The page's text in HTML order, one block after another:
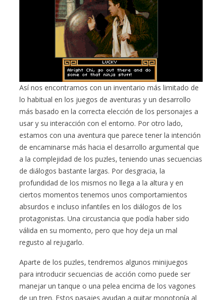
Así nos encontramos con un inventario más limitado de
lo habitual en los juegos de aventuras y un desarrollo
más basado en la correcta elección de los personajes a
usar y su interacción con el entorno. Por otro lado,
estamos con una aventura que parece tener la intención
de encaminarse más hacia el desarrollo argumental que
a la complejidad de los puzles, teniendo unas secuencias
de diálogos bastante largas. Por desgracia, la
profundidad de los mismos no llega a la altura y en
ciertos momentos tenemos unos comportamientos
absurdos e incluso infantiles en los diálogos de los
protagonistas. Una circustancia que podía haber sido
válida en su momento, pero que hoy deja un mal
regusto al rejugarlo.
Aparte de los puzles, tendremos algunos minijuegos
para introducir secuencias de acción como puede ser
manejar un tanque o una pelea encima de los vagones
de un tren. Estos pasajes ayudan a quitar monotonía al